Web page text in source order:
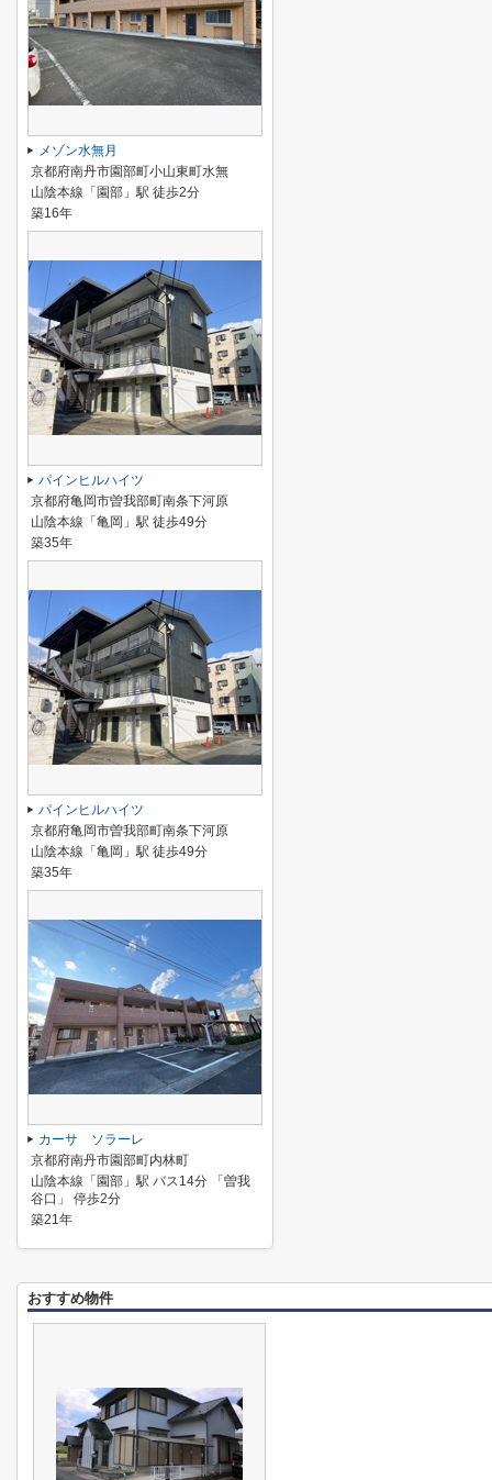
メゾン水無月
京都府南丹市園部町小山東町水無
山陰本線「園部」駅 徒歩2分
築16年
パインヒルハイツ
京都府亀岡市曽我部町南条下河原
山陰本線「亀岡」駅 徒歩49分
築35年
パインヒルハイツ
京都府亀岡市曽我部町南条下河原
山陰本線「亀岡」駅 徒歩49分
築35年
カーサ ソラーレ
京都府南丹市園部町内林町
山陰本線「園部」駅 バス14分 「曽我
谷口」 停歩2分
築21年
おすすめ物件